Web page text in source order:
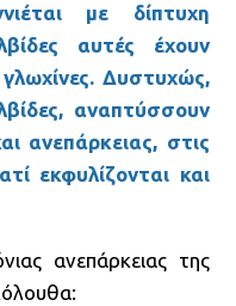
με δίπτυχη
αυτές έχουν
Δυστυχώς,
αναπτύσσουν
ανεπάρκειας, στις
εκφυλίζονται και
ανεπάρκειας της